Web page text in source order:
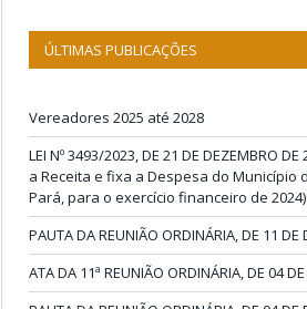
ÚLTIMAS PUBLICAÇÕES
Vereadores 2025 até 2028
LEI Nº 3493/2023, DE 21 DE DEZEMBRO
a Receita e fixa a Despesa do Município
Pará, para o exercício financeiro de 2024)
PAUTA DA REUNIÃO ORDINÁRIA, DE 11 DE
ATA DA 11ª REUNIÃO ORDINÁRIA, DE 04